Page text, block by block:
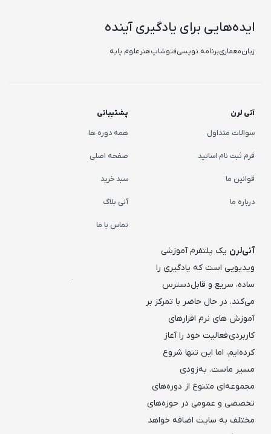
ایده‌هایی برای یادگیری آینده
زبانمعماریبرنامه نویسیفتوشاپهنر علوم پایه
آنی لرن
سوالات متداول
فرم ثبت نام اساتید
قوانین ما
درباره ما
پشتیبانی
همه دوره ها
صفحه اصلی
سبد خرید
آنی بلاگ
تماس با ما
آنی‌لرن یک پلتفرم آموزشی
ویدیویی است که یادگیری را
ساده، سریع و قابل‌دسترس
می‌کند. در حال حاضر با تمرکز بر
آموزش های نرم افزارهای
کاربردی فعالیت خود را آغاز
کرده‌ایم، اما این تنها شروع
مسیر ماست. به‌زودی
مجموعه‌ای متنوع از دوره‌های
تخصصی و عمومی در حوزه‌های
مختلف به سایت اضافه خواهد